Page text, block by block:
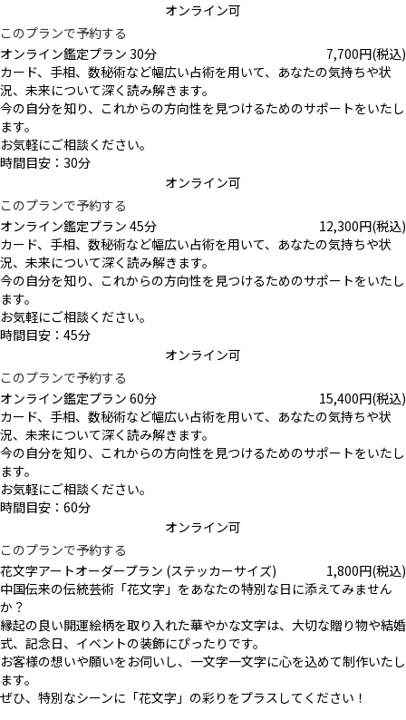
オンライン可
このプランで予約する
オンライン鑑定プラン 30分
7,700円(税込)
カード、手相、数秘術など幅広い占術を用いて、あなたの気持ちや状
況、未来について深く読み解きます。
今の自分を知り、これからの方向性を見つけるためのサポートをいたし
ます。
お気軽にご相談ください。
時間目安：30分
オンライン可
このプランで予約する
オンライン鑑定プラン 45分
12,300円(税込)
カード、手相、数秘術など幅広い占術を用いて、あなたの気持ちや状
況、未来について深く読み解きます。
今の自分を知り、これからの方向性を見つけるためのサポートをいたし
ます。
お気軽にご相談ください。
時間目安：45分
オンライン可
このプランで予約する
オンライン鑑定プラン 60分
15,400円(税込)
カード、手相、数秘術など幅広い占術を用いて、あなたの気持ちや状
況、未来について深く読み解きます。
今の自分を知り、これからの方向性を見つけるためのサポートをいたし
ます。
お気軽にご相談ください。
時間目安：60分
オンライン可
このプランで予約する
花文字アートオーダープラン (ステッカーサイズ)
1,800円(税込)
中国伝来の伝統芸術「花文字」をあなたの特別な日に添えてみません
か？
縁起の良い開運絵柄を取り入れた華やかな文字は、大切な贈り物や結婚
式、記念日、イベントの装飾にぴったりです。
お客様の想いや願いをお伺いし、一文字一文字に心を込めて制作いたし
ます。
ぜひ、特別なシーンに「花文字」の彩りをプラスしてください！